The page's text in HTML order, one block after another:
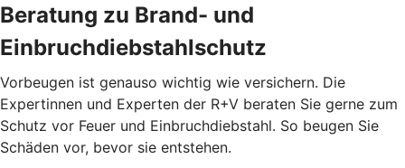
Beratung zu Brand- und
Einbruchdiebstahlschutz
Vorbeugen ist genauso wichtig wie versichern. Die
Expertinnen und Experten der R+V beraten Sie gerne zum
Schutz vor Feuer und Einbruchdiebstahl. So beugen Sie
Schäden vor, bevor sie entstehen.